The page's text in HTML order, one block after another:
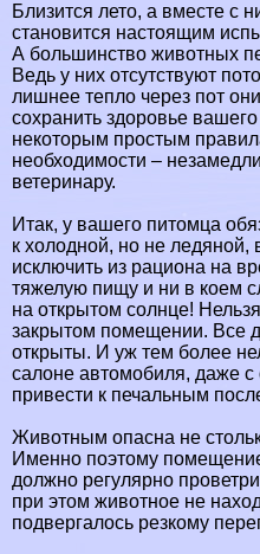
Близится лето, а вместе с
становится настоящим
А большинство животных
Ведь у них отсутствуют
лишнее тепло через пот
сохранить здоровье
некоторым простым
необходимости –
ветеринару.
Итак, у вашего питомца
к холодной, но не
исключить из рациона на
тяжелую пищу и ни в коем
на открытом солнце!
закрытом помещении. Все
открыты. И уж тем более
салоне автомобиля, даже
привести к печальным
Животным опасна не
Именно поэтому
должно регулярно
при этом животное не
подвергалось резкому